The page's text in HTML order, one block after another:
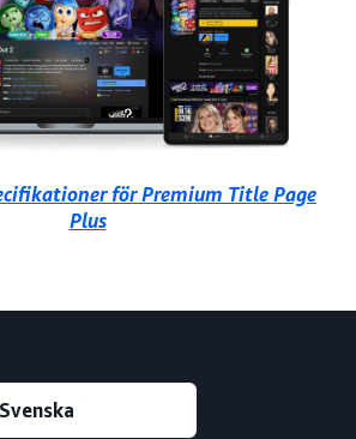
för Premium Title Page
Plus